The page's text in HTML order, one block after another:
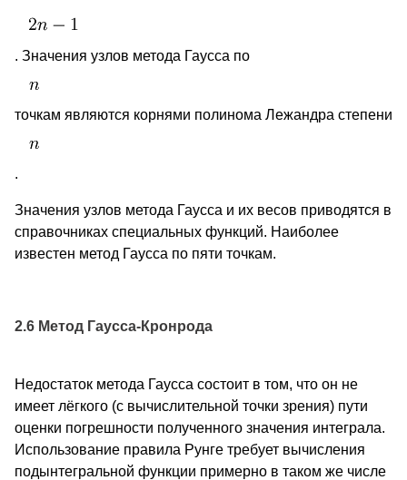
. Значения узлов метода Гаусса по
точкам являются корнями полинома Лежандра степени
.
Значения узлов метода Гаусса и их весов приводятся в
справочниках специальных функций. Наиболее
известен метод Гаусса по пяти точкам.
2.6 Метод Гаусса-Кронрода
Недостаток метода Гаусса состоит в том, что он не
имеет лёгкого (с вычислительной точки зрения) пути
оценки погрешности полученного значения интеграла.
Использование правила Рунге требует вычисления
подынтегральной функции примерно в таком же числе